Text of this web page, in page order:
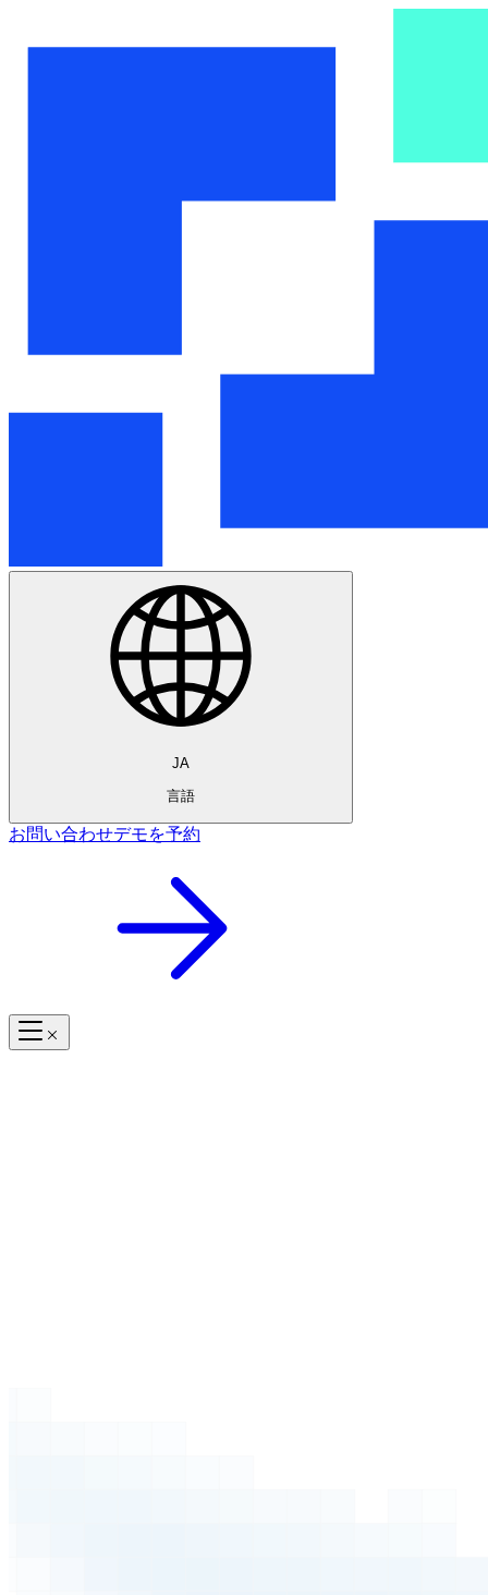
JA
言語
お問い合わせデモを予約